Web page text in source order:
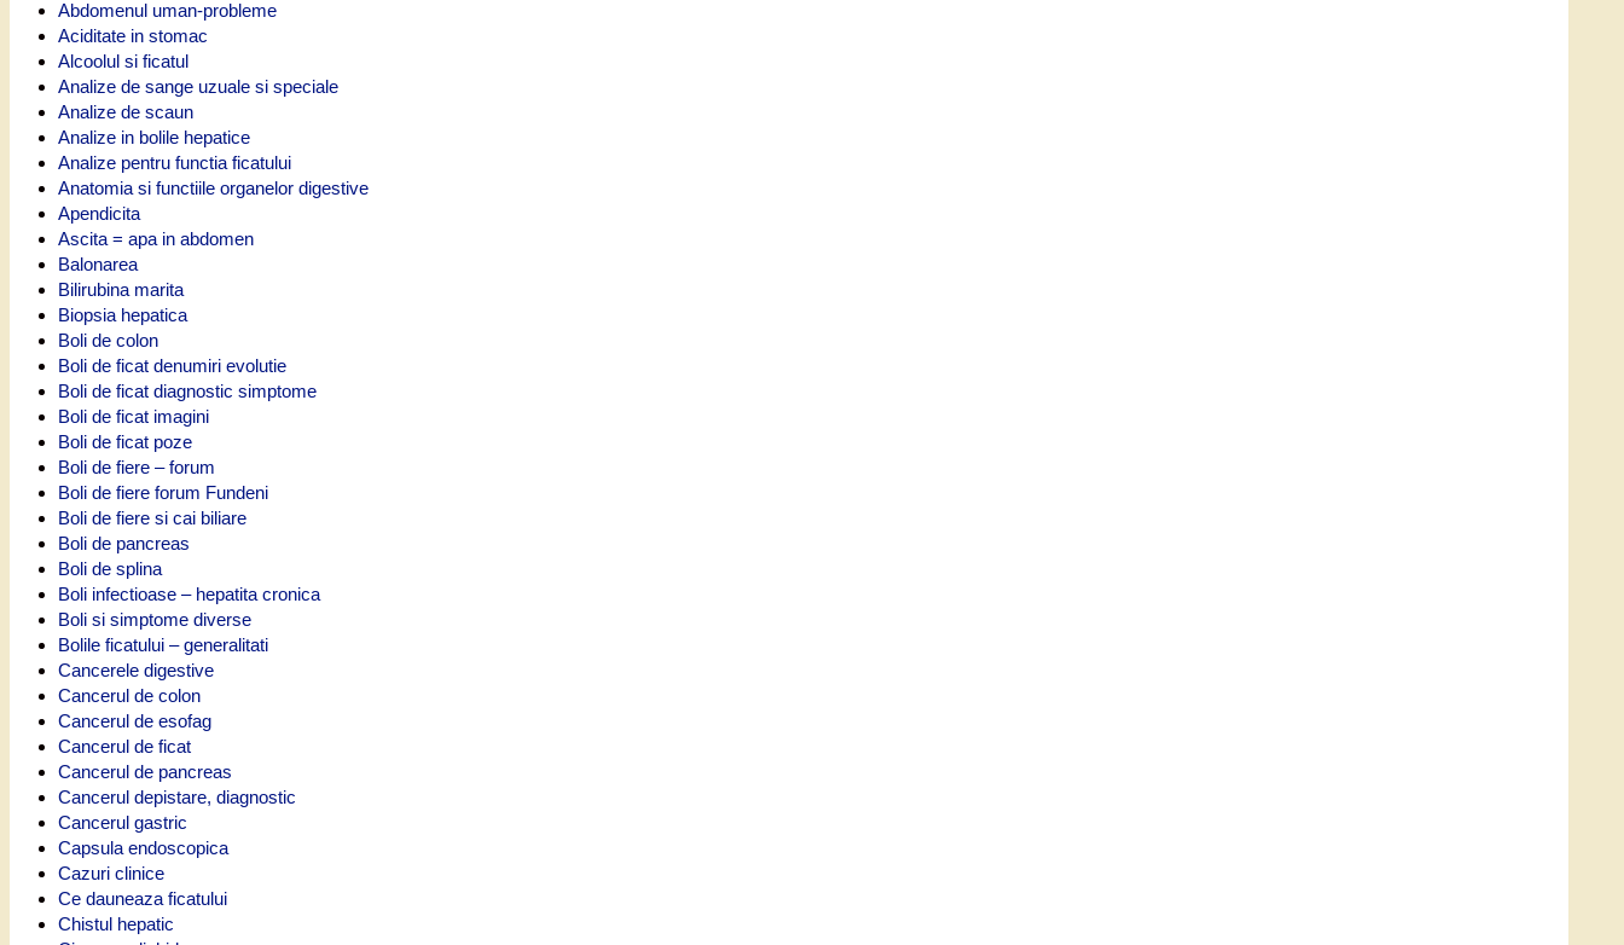
Abdomenul uman-probleme
Aciditate in stomac
Alcoolul si ficatul
Analize de sange uzuale si speciale
Analize de scaun
Analize in bolile hepatice
Analize pentru functia ficatului
Anatomia si functiile organelor digestive
Apendicita
Ascita = apa in abdomen
Balonarea
Bilirubina marita
Biopsia hepatica
Boli de colon
Boli de ficat denumiri evolutie
Boli de ficat diagnostic simptome
Boli de ficat imagini
Boli de ficat poze
Boli de fiere – forum
Boli de fiere forum Fundeni
Boli de fiere si cai biliare
Boli de pancreas
Boli de splina
Boli infectioase – hepatita cronica
Boli si simptome diverse
Bolile ficatului – generalitati
Cancerele digestive
Cancerul de colon
Cancerul de esofag
Cancerul de ficat
Cancerul de pancreas
Cancerul depistare, diagnostic
Cancerul gastric
Capsula endoscopica
Cazuri clinice
Ce dauneaza ficatului
Chistul hepatic